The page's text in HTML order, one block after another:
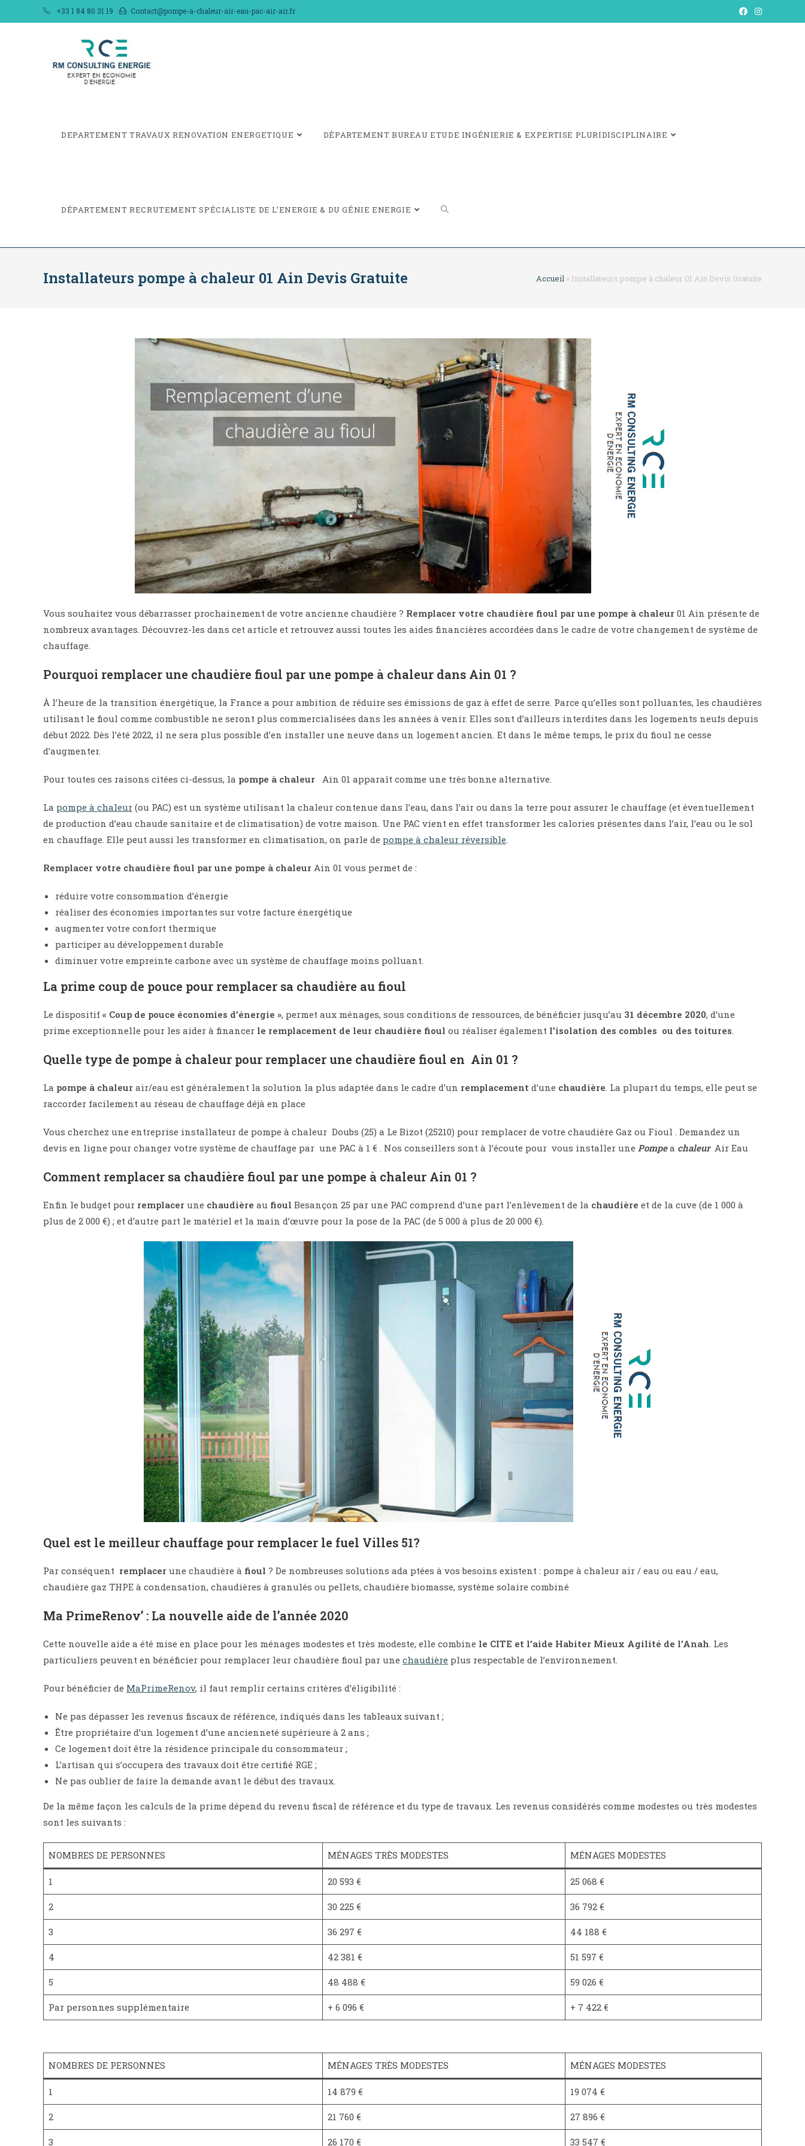
to
+33 1 84 80 31 19 Contact@pompe-a-chaleur-air-eau-pac-air-air.fr
DEPARTEMENT TRAVAUX RENOVATION ENERGETIQUE DÉPARTEMENT BUREAU ETUDE INGÉNIERIE & EXPERTISE PLURIDISCIPLINAIRE
DÉPARTEMENT RECRUTEMENT SPÉCIALISTE DE L’ENERGIE & DU GÉNIE ENERGIE
Installateurs pompe à chaleur 01 Ain Devis Gratuite Accueil » Installateurs pompe à chaleur 01 Ain Devis Gratuite
Vous souhaitez vous débarrasser prochainement de votre ancienne chaudière ? Remplacer votre chaudière fioul par une pompe à chaleur 01 Ain présente de
nombreux avantages. Découvrez-les dans cet article et retrouvez aussi toutes les aides financières accordées dans le cadre de votre changement de système de
chauffage.
Pourquoi remplacer une chaudière fioul par une pompe à chaleur dans Ain 01 ?
À l’heure de la transition énergétique, la France a pour ambition de réduire ses émissions de gaz à effet de serre. Parce qu’elles sont polluantes, les chaudières
utilisant le fioul comme combustible ne seront plus commercialisées dans les années à venir. Elles sont d’ailleurs interdites dans les logements neufs depuis
début 2022. Dès l’été 2022, il ne sera plus possible d’en installer une neuve dans un logement ancien. Et dans le même temps, le prix du fioul ne cesse
d’augmenter.
Pour toutes ces raisons citées ci-dessus, la pompe à chaleur Ain 01 apparaît comme une très bonne alternative.
La pompe à chaleur (ou PAC) est un système utilisant la chaleur contenue dans l’eau, dans l’air ou dans la terre pour assurer le chauffage (et éventuellement
de production d’eau chaude sanitaire et de climatisation) de votre maison. Une PAC vient en effet transformer les calories présentes dans l’air, l’eau ou le sol
en chauffage. Elle peut aussi les transformer en climatisation, on parle de pompe à chaleur réversible.
Remplacer votre chaudière fioul par une pompe à chaleur Ain 01 vous permet de :
réduire votre consommation d’énergie
réaliser des économies importantes sur votre facture énergétique
augmenter votre confort thermique
participer au développement durable
diminuer votre empreinte carbone avec un système de chauffage moins polluant.
La prime coup de pouce pour remplacer sa chaudière au fioul
Le dispositif « Coup de pouce économies d’énergie », permet aux ménages, sous conditions de ressources, de bénéficier jusqu’au 31 décembre 2020, d’une
prime exceptionnelle pour les aider à financer le remplacement de leur chaudière fioul ou réaliser également l’isolation des combles ou des toitures.
Quelle type de pompe à chaleur pour remplacer une chaudière fioul en Ain 01 ?
La pompe à chaleur air/eau est généralement la solution la plus adaptée dans le cadre d’un remplacement d’une chaudière. La plupart du temps, elle peut se
raccorder facilement au réseau de chauffage déjà en place
Vous cherchez une entreprise installateur de pompe à chaleur Doubs (25) a Le Bizot (25210) pour remplacer de votre chaudière Gaz ou Fioul . Demandez un
devis en ligne pour changer votre système de chauffage par une PAC à 1 € . Nos conseillers sont à l’écoute pour vous installer une Pompea chaleurAir Eau
Comment remplacer sa chaudière fioul par une pompe à chaleur Ain 01 ?
Enfin le budget pour remplacer une chaudière au fioul Besançon 25 par une PAC comprend d’une part l’enlèvement de la chaudière et de la cuve (de 1 000 à
plus de 2 000 €) ; et d’autre part le matériel et la main d’œuvre pour la pose de la PAC (de 5 000 à plus de 20 000 €).
Quel est le meilleur chauffage pour remplacer le fuel Villes 51?
Par conséquent remplacer une chaudière à fioul ? De nombreuses solutions ada ptées à vos besoins existent : pompe à chaleur air / eau ou eau / eau,
chaudière gaz THPE à condensation, chaudières à granulés ou pellets, chaudière biomasse, système solaire combiné
Ma PrimeRenov’ : La nouvelle aide de l’année 2020
Cette nouvelle aide a été mise en place pour les ménages modestes et très modeste, elle combine le CITE et l’aide Habiter Mieux Agilité de l’Anah. Les
particuliers peuvent en bénéficier pour remplacer leur chaudière fioul par une chaudière plus respectable de l’environnement.
Pour bénéficier de MaPrimeRenov, il faut remplir certains critères d’éligibilité :
Ne pas dépasser les revenus fiscaux de référence, indiqués dans les tableaux suivant ;
Être propriétaire d’un logement d’une ancienneté supérieure à 2 ans ;
Ce logement doit être la résidence principale du consommateur ;
L’artisan qui s’occupera des travaux doit être certifié RGE ;
Ne pas oublier de faire la demande avant le début des travaux.
De la même façon les calculs de la prime dépend du revenu fiscal de référence et du type de travaux. Les revenus considérés comme modestes ou très modestes
sont les suivants :
NOMBRES DE PERSONNES MÉNAGES TRÈS MODESTES MÉNAGES MODESTES
1 20 593 € 25 068 €
2 30 225 € 36 792 €
3 36 297 € 44 188 €
4 42 381 € 51 597 €
5 48 488 € 59 026 €
Par personnes supplémentaire + 6 096 € + 7 422 €
NOMBRES DE PERSONNES MÉNAGES TRÈS MODESTES MÉNAGES MODESTES
1 14 879 € 19 074 €
2 21 760 € 27 896 €
3 26 170 € 33 547 €